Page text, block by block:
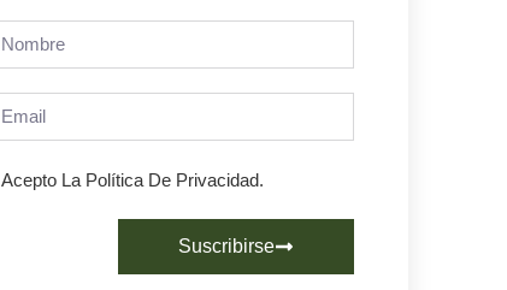
Acepto La Política De Privacidad.
Suscribirse